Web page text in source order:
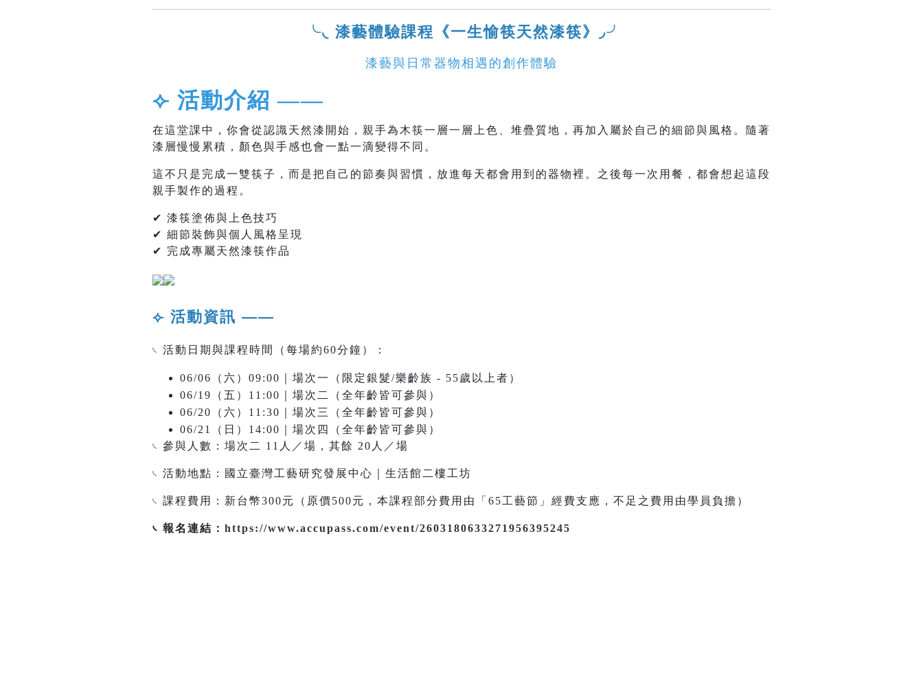
╰◟ 漆藝體驗課程《一生愉筷天然漆筷》◞╯
漆藝與日常器物相遇的創作體驗
⟣ 活動介紹 ——
在這堂課中，你會從認識天然漆開始，親手為木筷一層一層上色、堆疊質地，再加入屬於自己的細節與風格。隨著
漆層慢慢累積，顏色與手感也會一點一滴變得不同。
這不只是完成一雙筷子，而是把自己的節奏與習慣，放進每天都會用到的器物裡。之後每一次用餐，都會想起這段
親手製作的過程。
✔ 漆筷塗佈與上色技巧
✔ 細節裝飾與個人風格呈現
✔ 完成專屬天然漆筷作品
⟣ 活動資訊 ——
𓏹 活動日期與課程時間（每場約60分鐘）：
06/06（六）09:00｜場次一（限定銀髮/樂齡族 - 55歲以上者）
06/19（五）11:00｜場次二（全年齡皆可參與）
06/20（六）11:30｜場次三（全年齡皆可參與）
06/21（日）14:00｜場次四（全年齡皆可參與）
𓏹 參與人數：場次二 11人／場，其餘 20人／場
𓏹 活動地點：國立臺灣工藝研究發展中心｜生活館二樓工坊
𓏹 課程費用：新台幣300元（原價500元，本課程部分費用由「65工藝節」經費支應，不足之費用由學員負擔）
𓏹 報名連結： https://www.accupass.com/event/2603180633271956395245